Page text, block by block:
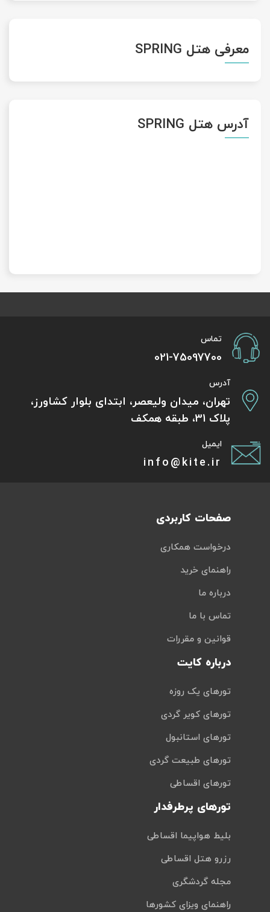
معرفی هتل SPRING
آدرس هتل SPRING
تماس
021-75097700
آدرس
تهران، میدان ولیعصر، ابتدای بلوار کشاورز،
پلاک 31، طبقه همکف
ایمیل
info@kite.ir
صفحات کاربردی
درخواست همکاری
راهنمای خرید
درباره ما
تماس با ما
قوانین و مقررات
درباره کایت
تورهای یک روزه
تورهای کویر گردی
تورهای استانبول
تورهای طبیعت گردی
تورهای اقساطی
تورهای پرطرفدار
بلیط هواپیما اقساطی
رزرو هتل اقساطی
مجله گردشگری
راهنمای ویزای کشورها